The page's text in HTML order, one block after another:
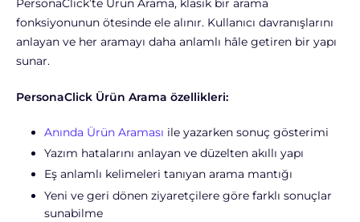
PersonaClick’te Ürün Arama, klasik bir arama
fonksiyonunun ötesinde ele alınır. Kullanıcı davranışlarını
anlayan ve her aramayı daha anlamlı hâle getiren bir yapı
sunar.
PersonaClick Ürün Arama özellikleri:
Anında Ürün Araması ile yazarken sonuç gösterimi
Yazım hatalarını anlayan ve düzelten akıllı yapı
Eş anlamlı kelimeleri tanıyan arama mantığı
Yeni ve geri dönen ziyaretçilere göre farklı sonuçlar
sunabilme